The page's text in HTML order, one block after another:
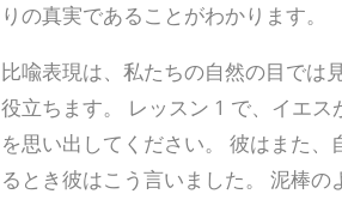
りの真実であることがわかります。
比喩表現は、私たちの自然の目では
役立ちます。 レッスン 1 で、イエ
を思い出してください。 彼はまた
るとき彼はこう言いました。 泥棒